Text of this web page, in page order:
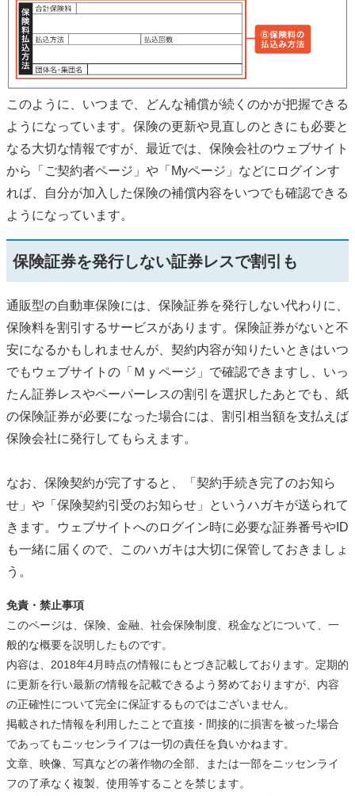
このように、いつまで、どんな補償が続くのかが把握できる
ようになっています。保険の更新や見直しのときにも必要と
なる大切な情報ですが、最近では、保険会社のウェブサイト
から「ご契約者ページ」や「Myページ」などにログインす
れば、自分が加入した保険の補償内容をいつでも確認できる
ようになっています。
保険証券を発行しない証券レスで割引も
通販型の自動車保険には、保険証券を発行しない代わりに、
保険料を割引するサービスがあります。保険証券がないと不
安になるかもしれませんが、契約内容が知りたいときはいつ
でもウェブサイトの「Ｍｙページ」で確認できますし、いっ
たん証券レスやペーパーレスの割引を選択したあとでも、紙
の保険証券が必要になった場合には、割引相当額を支払えば
保険会社に発行してもらえます。
なお、保険契約が完了すると、「契約手続き完了のお知ら
せ」や「保険契約引受のお知らせ」というハガキが送られて
きます。ウェブサイトへのログイン時に必要な証券番号やID
も一緒に届くので、このハガキは大切に保管しておきましょ
う。
免責・禁止事項
このページは、保険、金融、社会保険制度、税金などについて、一
般的な概要を説明したものです。
内容は、2018年4月時点の情報にもとづき記載しております。定期的
に更新を行い最新の情報を記載できるよう努めておりますが、内容
の正確性について完全に保証するものではございません。
掲載された情報を利用したことで直接・間接的に損害を被った場合
であってもニッセンライフは一切の責任を負いかねます。
文章、映像、写真などの著作物の全部、または一部をニッセンライ
フの了承なく複製、使用等することを禁じます。